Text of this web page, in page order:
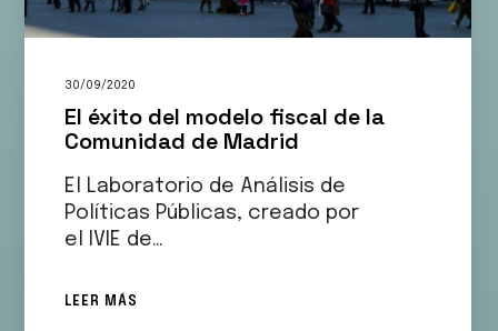
30/09/2020
El éxito del modelo fiscal de la
Comunidad de Madrid
El Laboratorio de Análisis de
Políticas Públicas, creado por
el IVIE de…
LEER MÁS